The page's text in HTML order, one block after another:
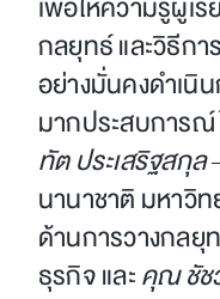
เพื่อให้ความรู้ผู้เ
กลยุทธ์ และวิธีกา
อย่างมั่นคงดำเนิ
มากประสบการณ์
ทัตประเสริฐสกุล
นานาชาติ มหาวิ
ด้านการวางกลยุ
ธุรกิจ และคุณชั